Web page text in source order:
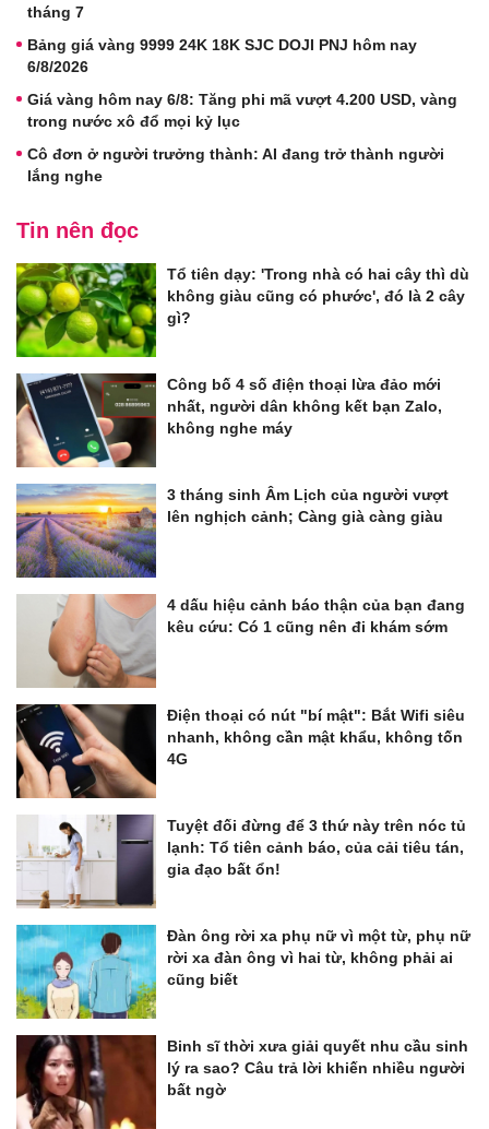
tháng 7
Bảng giá vàng 9999 24K 18K SJC DOJI PNJ hôm nay
6/8/2026
Giá vàng hôm nay 6/8: Tăng phi mã vượt 4.200 USD, vàng
trong nước xô đổ mọi kỷ lục
Cô đơn ở người trưởng thành: AI đang trở thành người
lắng nghe
Tin nên đọc
Tổ tiên dạy: 'Trong nhà có hai cây thì dù
không giàu cũng có phước', đó là 2 cây
gì?
Công bố 4 số điện thoại lừa đảo mới
nhất, người dân không kết bạn Zalo,
không nghe máy
3 tháng sinh Âm Lịch của người vượt
lên nghịch cảnh; Càng già càng giàu
4 dấu hiệu cảnh báo thận của bạn đang
kêu cứu: Có 1 cũng nên đi khám sớm
Điện thoại có nút "bí mật": Bắt Wifi siêu
nhanh, không cần mật khẩu, không tốn
4G
Tuyệt đối đừng để 3 thứ này trên nóc tủ
lạnh: Tổ tiên cảnh báo, của cải tiêu tán,
gia đạo bất ổn!
Đàn ông rời xa phụ nữ vì một từ, phụ nữ
rời xa đàn ông vì hai từ, không phải ai
cũng biết
Binh sĩ thời xưa giải quyết nhu cầu sinh
lý ra sao? Câu trả lời khiến nhiều người
bất ngờ